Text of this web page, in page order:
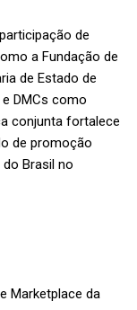
de
a Fundação de
de Estado de
DMCs como
conjunta fortalece
de promoção
Brasil no
Marketplace da